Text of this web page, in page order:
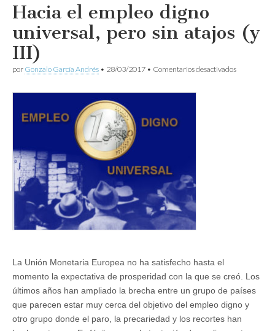
Hacia el empleo digno
universal, pero sin atajos (y
III)
por Gonzalo García Andrés • 28/03/2017 • Comentarios desactivadosen
La Unión Monetaria Europea no ha satisfecho hasta el
momento la expectativa de prosperidad con la que se creó. Los
últimos años han ampliado la brecha entre un grupo de países
que parecen estar muy cerca del objetivo del empleo digno y
otro grupo donde el paro, la precariedad y los recortes han